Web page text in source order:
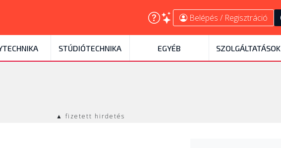
Belépés / Regisztráció
STÚDIÓTECHNIKA EGYÉB SZOLGÁLTATÁSOK
▲ fizetett hirdetés